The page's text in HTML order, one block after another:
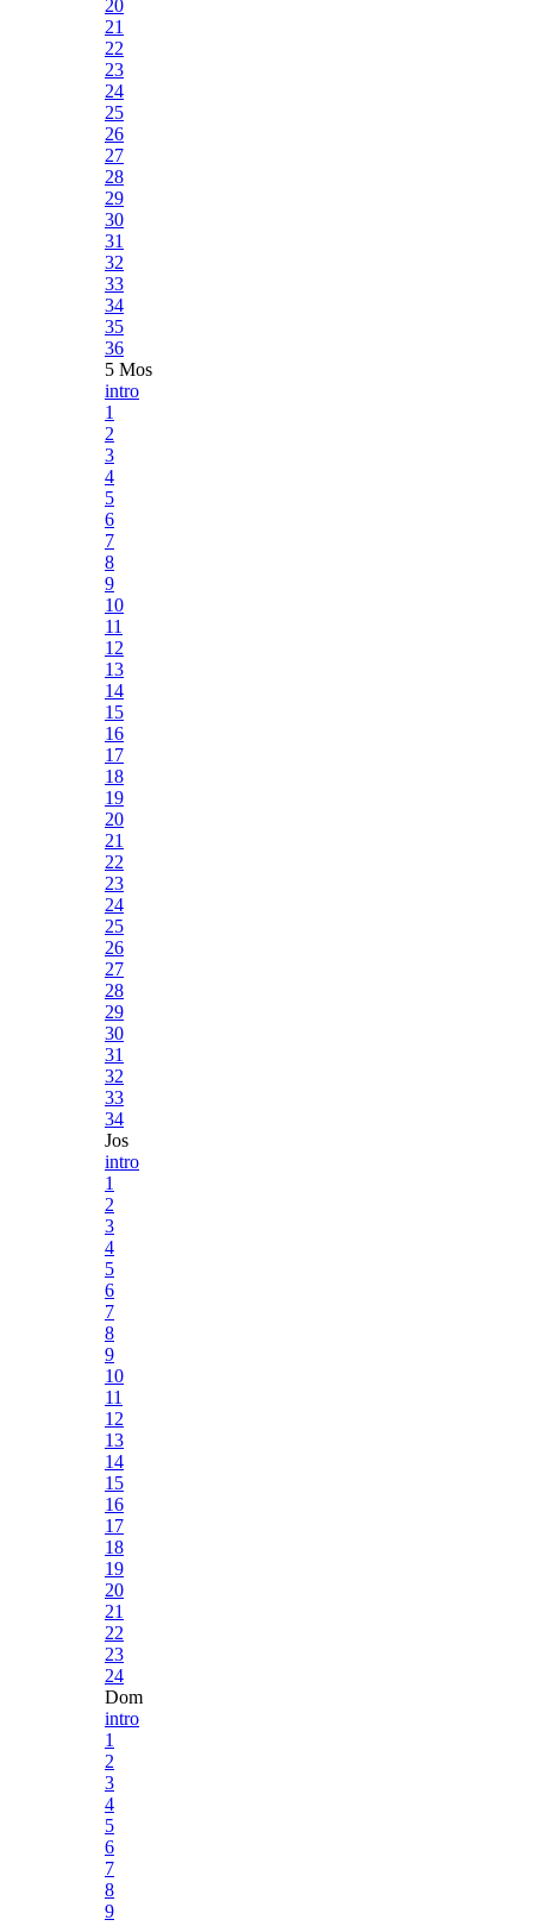
20
21
22
23
24
25
26
27
28
29
30
31
32
33
34
35
36
5 Mos
intro
1
2
3
4
5
6
7
8
9
10
11
12
13
14
15
16
17
18
19
20
21
22
23
24
25
26
27
28
29
30
31
32
33
34
Jos
intro
1
2
3
4
5
6
7
8
9
10
11
12
13
14
15
16
17
18
19
20
21
22
23
24
Dom
intro
1
2
3
4
5
6
7
8
9